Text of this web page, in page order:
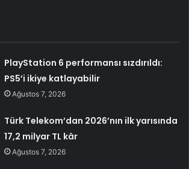
PlayStation 6 performansı sızdırıldı:
PS5’i ikiye katlayabilir
Ağustos 7, 2026
Türk Telekom’dan 2026’nın ilk yarısında
17,2 milyar TL kâr
Ağustos 7, 2026